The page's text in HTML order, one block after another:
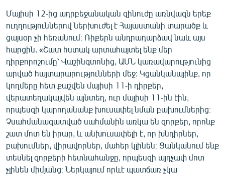
Մայիսի 12-ից ադրբեջանական զինուժը առնվազն երեք
ուղղություններով ներխուժել է Հայաստանի տարածք և
ցայսօր չի հեռանում։ Ռիքերն անդրադարձավ նաև այս
հարցին. «Շատ հստակ արտահայտել ենք մեր
դիրքորոշումը՝ Վաշինգտոնից, ԱՄՆ կառավարությունից
արված հայտարարությունների մեջ: Կցանկանայինք, որ
կողմերը հետ քաշվեն մայիսի 11-ի դիրքեր,
վերատեղակայվեն այնտեղ, ուր մայիսի 11-ին էին,
որպեսզի կարողանանք խուսափել նման բախումներից։
Չսահմանազատված սահմանին առկա են զորքեր, որոնք
շատ մոտ են իրար, և անխուսափելի է, որ խնդիրներ,
բախումներ, վիրավորներ, մահեր կլինեն։ Ցանկանում ենք
տեսնել զորքերի հետնահանջը, որպեսզի այդչափ մոտ
չլինեն միմյանց։ Ներկայում որևէ պատճառ չկա